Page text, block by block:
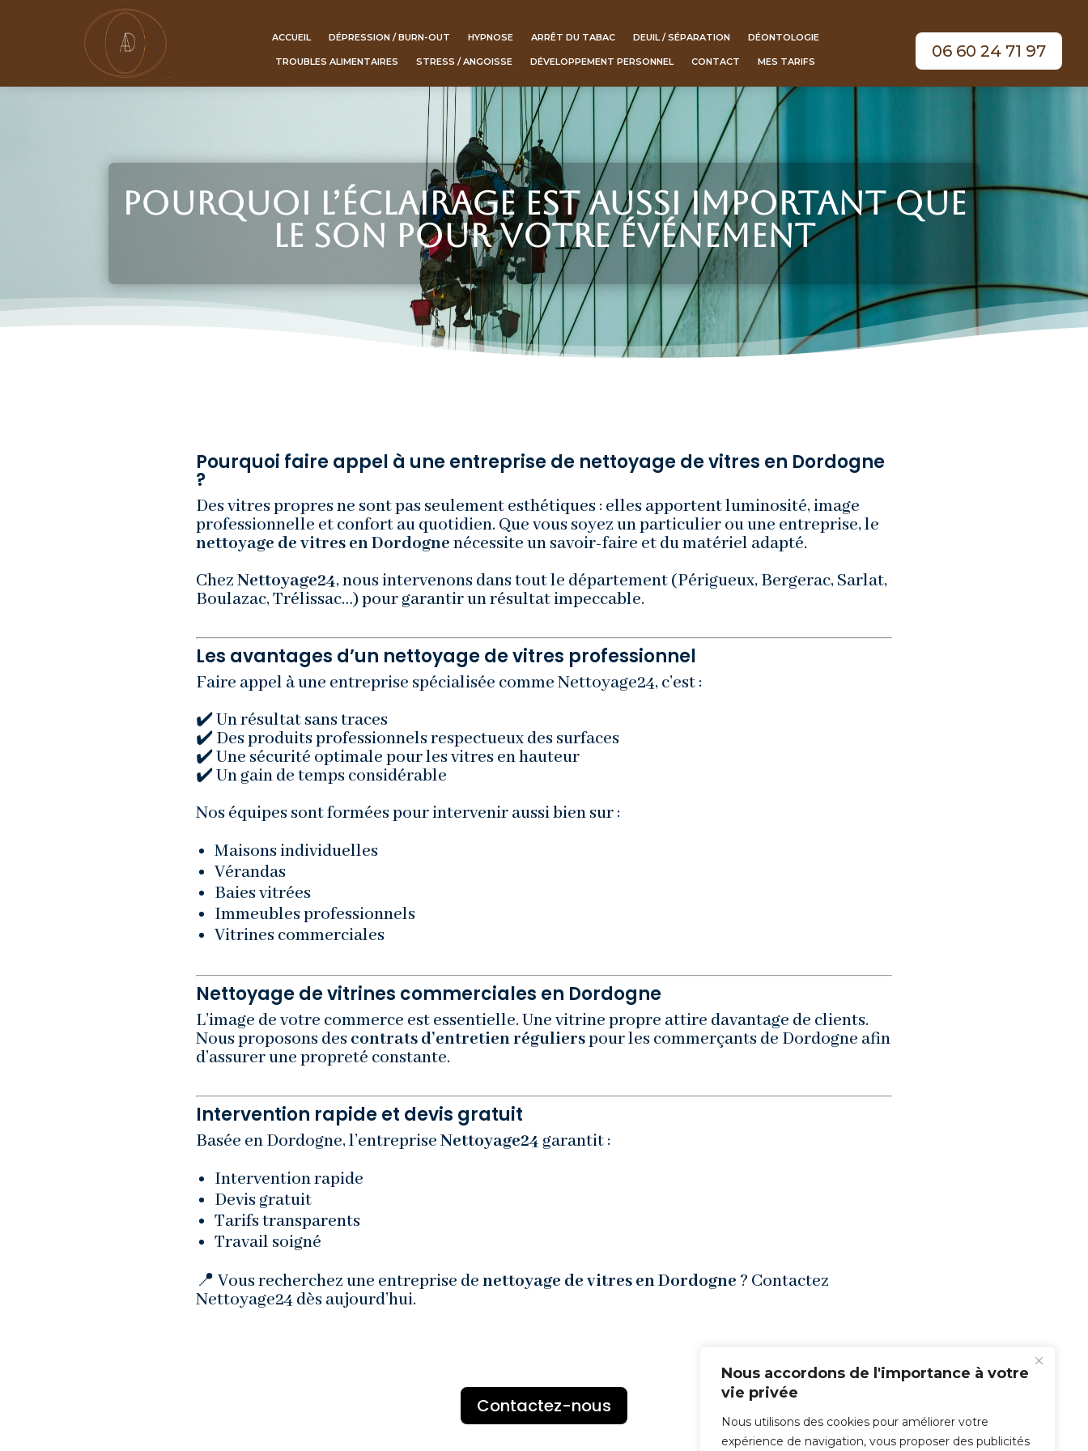
Nous accordons de l'importance à votre
vie privée
Nous utilisons des cookies pour améliorer votre
expérience de navigation, vous proposer des publicités
ACCUEIL DÉPRESSION / BURN-OUT HYPNOSE ARRÊT DU TABAC DEUIL / SÉPARATION DÉONTOLOGIE
TROUBLES ALIMENTAIRES STRESS / ANGOISSE DÉVELOPPEMENT PERSONNEL CONTACT MES TARIFS
06 60 24 71 97
Pourquoi l’éclairage est aussi important que
le son pour votre événement
Pourquoi faire appel à une entreprise de nettoyage de vitres en Dordogne
?
Des vitres propres ne sont pas seulement esthétiques : elles apportent luminosité, image
professionnelle et confort au quotidien. Que vous soyez un particulier ou une entreprise, le
nettoyage de vitres en Dordognenécessite un savoir-faire et du matériel adapté.
ChezNettoyage24, nous intervenons dans tout le département (Périgueux, Bergerac, Sarlat,
Boulazac, Trélissac…) pour garantir un résultat impeccable.
Les avantages d’un nettoyage de vitres professionnel
Faire appel à une entreprise spécialisée comme Nettoyage24, c’est :
✔️ Un résultat sans traces
✔️ Des produits professionnels respectueux des surfaces
✔️ Une sécurité optimale pour les vitres en hauteur
✔️ Un gain de temps considérable
Nos équipes sont formées pour intervenir aussi bien sur :
Maisons individuelles
Vérandas
Baies vitrées
Immeubles professionnels
Vitrines commerciales
Nettoyage de vitrines commerciales en Dordogne
L’image de votre commerce est essentielle. Une vitrine propre attire davantage de clients.
Nous proposons descontrats d’entretien régulierspour les commerçants de Dordogne afin
d’assurer une propreté constante.
Intervention rapide et devis gratuit
Basée en Dordogne, l’entrepriseNettoyage24 garantit :
Intervention rapide
Devis gratuit
Tarifs transparents
Travail soigné
📍 Vous recherchez une entreprise denettoyage de vitres en Dordogne ? Contactez
Nettoyage24 dès aujourd’hui.
Contactez-nous